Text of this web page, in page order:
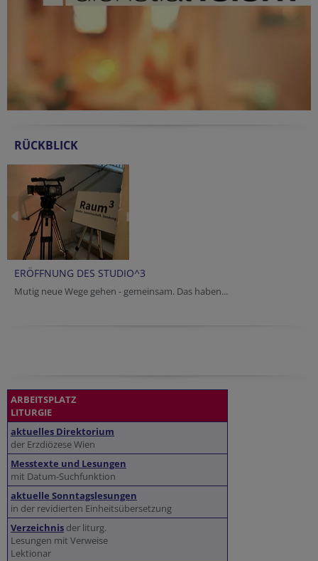
RÜCKBLICK
ERÖFFNUNG DES STUDIO^3
Mutig neue Wege gehen - gemeinsam. Das haben...
ARBEITSPLATZ
LITURGIE
aktuelles Direktorium
der Erzdiözese Wien
Messtexte und Lesungen
mit Datum-Suchfunktion
aktuelle Sonntagslesungen
in der revidierten Einheitsübersetzung
Verzeichnis der liturg.
Lesungen mit Verweise
Lektionar